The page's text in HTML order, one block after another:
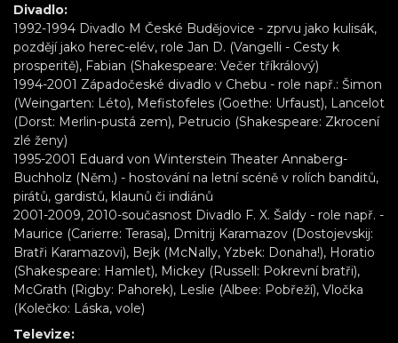
Divadlo:
1992-1994 Divadlo M České Budějovice - zprvu jako kulisák,
pozdějí jako herec-elév, role Jan D. (Vangelli - Cesty k
prosperitě), Fabian (Shakespeare: Večer tříkrálový)
1994-2001 Západočeské divadlo v Chebu - role např.: Šimon
(Weingarten: Léto), Mefistofeles (Goethe: Urfaust), Lancelot
(Dorst: Merlin-pustá zem), Petrucio (Shakespeare: Zkrocení
zlé ženy)
1995-2001 Eduard von Winterstein Theater Annaberg-
Buchholz (Něm.) - hostování na letní scéně v rolích banditů,
pirátů, gardistů, klaunů či indiánů
2001-2009, 2010-současnost Divadlo F. X. Šaldy - role např. -
Maurice (Carierre: Terasa), Dmitrij Karamazov (Dostojevskij:
Bratři Karamazovi), Bejk (McNally, Yzbek: Donaha!), Horatio
(Shakespeare: Hamlet), Mickey (Russell: Pokrevní bratři),
McGrath (Rigby: Pahorek), Leslie (Albee: Pobřeží), Vločka
(Kolečko: Láska, vole)
Televize: